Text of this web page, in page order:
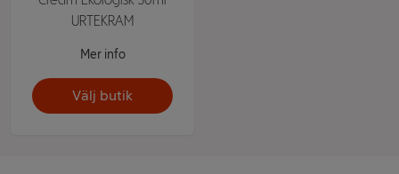
URTEKRAM
Mer info
Välj butik